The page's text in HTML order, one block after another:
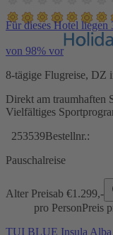
Für dieses Hotel
von 98% vor
8-tägige Flugreise, DZ
Direkt am traumhaften
Vielfältiges
253539Bestellnr.:
Pauschalreise
Alter Preisab €1.299,-
pro PersonPreis
TUI BLUE Insula